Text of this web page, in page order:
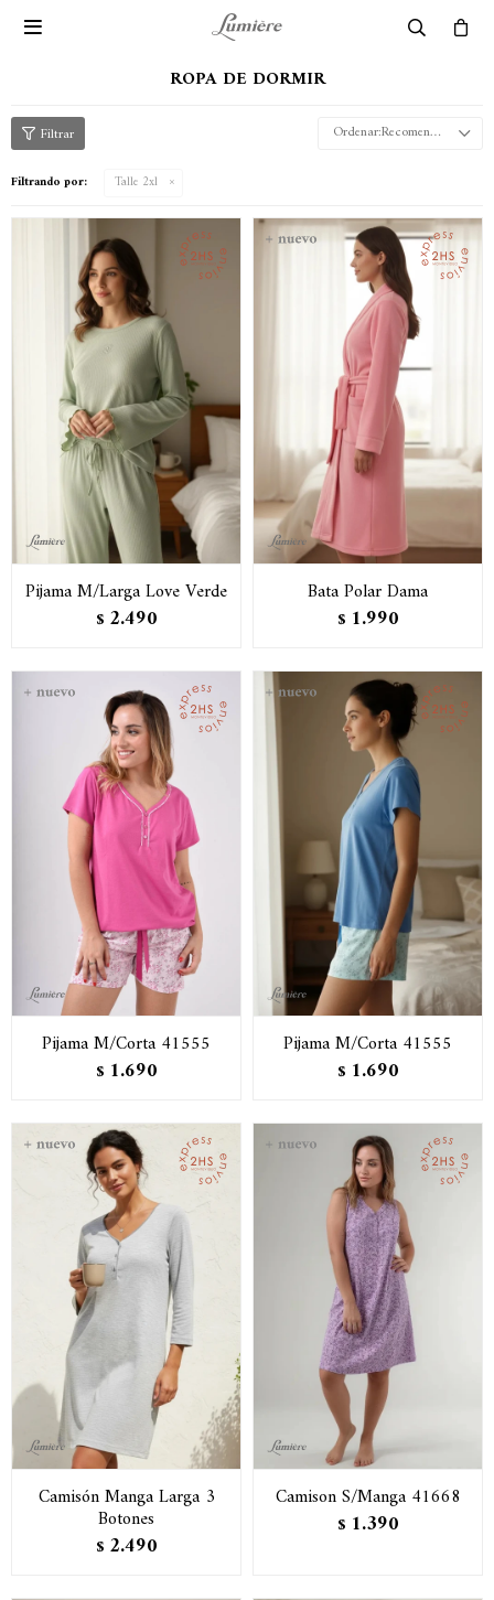

ROPA DE DORMIR
Recomendados
Filtrando por: Talle 2xl
Pijama M/Larga Love Verde
$ 2.490
Bata Polar Dama
$ 1.990
Pijama M/Corta 41555
$ 1.690
Pijama M/Corta 41555
$ 1.690
Camisón Manga Larga 3
Botones
$ 2.490
Camison S/Manga 41668
$ 1.390